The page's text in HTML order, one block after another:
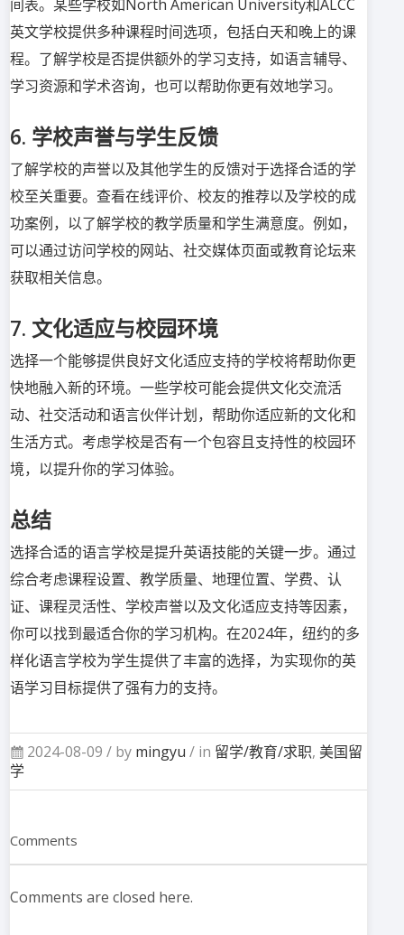
间表。某些学校如North American University和ALCC
英文学校提供多种课程时间选项，包括白天和晚上的课
程。了解学校是否提供额外的学习支持，如语言辅导、
学习资源和学术咨询，也可以帮助你更有效地学习。
6. 学校声誉与学生反馈
了解学校的声誉以及其他学生的反馈对于选择合适的学
校至关重要。查看在线评价、校友的推荐以及学校的成
功案例，以了解学校的教学质量和学生满意度。例如，
可以通过访问学校的网站、社交媒体页面或教育论坛来
获取相关信息。
7. 文化适应与校园环境
选择一个能够提供良好文化适应支持的学校将帮助你更
快地融入新的环境。一些学校可能会提供文化交流活
动、社交活动和语言伙伴计划，帮助你适应新的文化和
生活方式。考虑学校是否有一个包容且支持性的校园环
境，以提升你的学习体验。
总结
选择合适的语言学校是提升英语技能的关键一步。通过
综合考虑课程设置、教学质量、地理位置、学费、认
证、课程灵活性、学校声誉以及文化适应支持等因素，
你可以找到最适合你的学习机构。在2024年，纽约的多
样化语言学校为学生提供了丰富的选择，为实现你的英
语学习目标提供了强有力的支持。
2024-08-09 / by mingyu / in 留学/教育/求职, 美国留
学
Comments
Comments are closed here.